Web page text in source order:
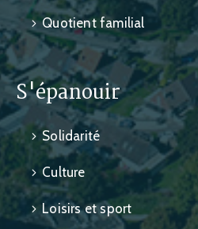
Quotient familial
S'épanouir
Solidarité
Culture
Loisirs et sport